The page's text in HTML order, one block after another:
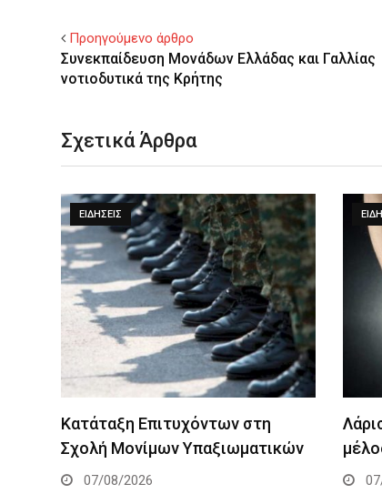
Προηγούμενο άρθρο
Συνεκπαίδευση Μονάδων Ελλάδας και Γαλλίας
νοτιοδυτικά της Κρήτης
Σχετικά Άρθρα
ΕΙΔΉΣΕΙΣ
Κατάταξη Επιτυχόντων στη
Σχολή Μονίμων Υπαξιωματικών
07/08/2026